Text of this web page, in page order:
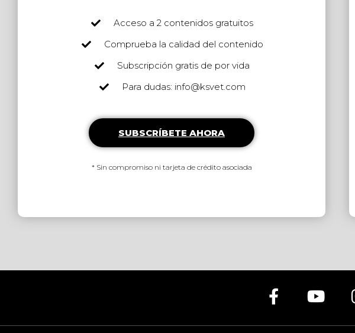
Acceso a 2 contenidos gratuitos
Comprueba la calidad del contenido
Subscripción gratis de por vida
Para dudas: info@ksvet.com
SUBSCRÍBETE AHORA
* Sin compromiso ni tarjeta de crédito asociada